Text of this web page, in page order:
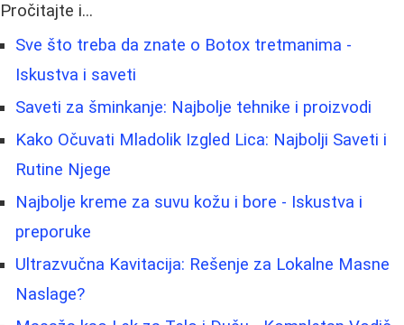
Pročitajte i...
Sve što treba da znate o Botox tretmanima -
Iskustva i saveti
Saveti za šminkanje: Najbolje tehnike i proizvodi
Kako Očuvati Mladolik Izgled Lica: Najbolji Saveti i
Rutine Njege
Najbolje kreme za suvu kožu i bore - Iskustva i
preporuke
Ultrazvučna Kavitacija: Rešenje za Lokalne Masne
Naslage?